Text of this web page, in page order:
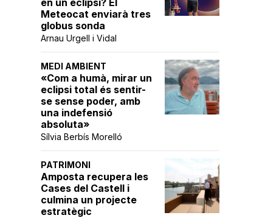
en un eclipsi? El
Meteocat enviarà tres
globus sonda
Arnau Urgell i Vidal
MEDI AMBIENT
«Com a humà, mirar un
eclipsi total és sentir-
se sense poder, amb
una indefensió
absoluta»
Sílvia Berbís Morelló
PATRIMONI
Amposta recupera les
Cases del Castell i
culmina un projecte
estratègic